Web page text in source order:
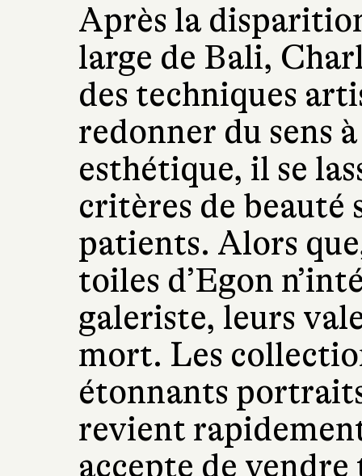
Après la
large de Bali,
des techniques
redonner du sens
esthétique, il se
critères de beauté
patients. Alors
toiles d’Egon
galeriste, leurs
mort. Les
étonnants
revient
accepte de